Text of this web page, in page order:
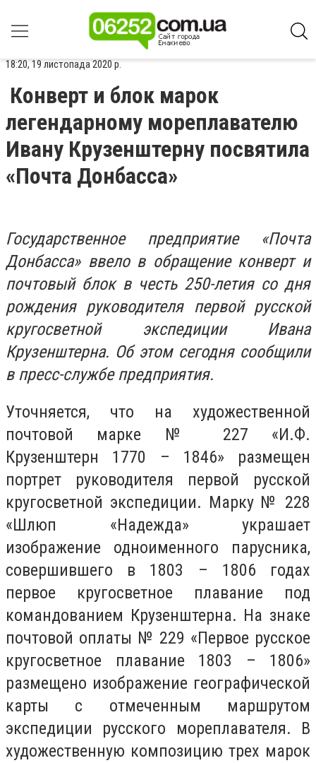
18:20, 19 листопада 2020 р.
Конверт и блок марок
легендарному мореплавателю
Ивану Крузенштерну посвятила
«Почта Донбасса»
Государственное предприятие «Почта
Донбасса» ввело в обращение конверт и
почтовый блок в честь 250-летия со дня
рождения руководителя первой русской
кругосветной экспедиции Ивана
Крузенштерна. Об этом сегодня сообщили
в пресс-службе предприятия.
Уточняется, что на художественной
почтовой марке № 227 «И.Ф.
Крузенштерн 1770 – 1846» размещен
портрет руководителя первой русской
кругосветной экспедиции. Марку № 228
«Шлюп «Надежда» украшает
изображение одноименного парусника,
совершившего в 1803 – 1806 годах
первое кругосветное плавание под
командованием Крузенштерна. На знаке
почтовой оплаты № 229 «Первое русское
кругосветное плавание 1803 – 1806»
размещено изображение географической
карты с отмеченным маршрутом
экспедиции русского мореплавателя. В
художественную композицию трех марок